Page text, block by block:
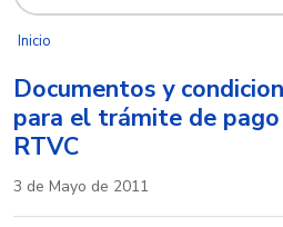
Inicio
Documentos y
para el trámite de
RTVC
3 de Mayo de 2011